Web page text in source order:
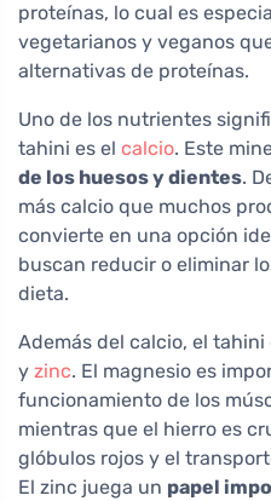
proteínas, lo cual es
vegetarianos y veganos
alternativas de proteínas.
Uno de los nutrientes
tahini es el calcio. Este
de los huesos y dientes.
más calcio que muchos
convierte en una opción
buscan reducir o eliminar
dieta.
Además del calcio, el
y zinc. El magnesio es
funcionamiento de los
mientras que el hierro es
glóbulos rojos y el
El zinc juega un papel